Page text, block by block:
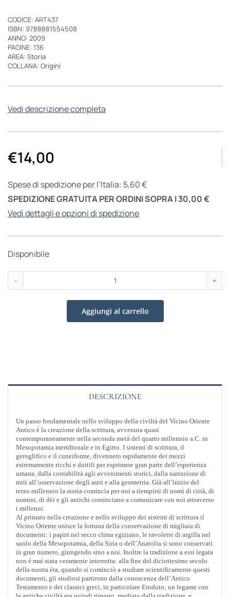
CODICE: ART437
ISBN: 9788881554508
ANNO: 2009
PAGINE: 136
AREA: Storia
COLLANA: Origini
Vedi descrizione completa
€14,00
Spese di spedizione per l’Italia: 5,60 €
SPEDIZIONE GRATUITA PER ORDINI SOPRA I 30,00 €
Vedi dettagli e opzioni di spedizione
Disponibile
La
scrittura
nel
Aggiungi al carrello
DESCRIZIONE
Un passo fondamentale nello sviluppo della civiltà del Vicino Oriente
Antico è la creazione della scrittura, avvenuta quasi
contemporaneamente nella seconda metà del quarto millennio a.C. in
Mesopotamia meridionale e in Egitto. I sistemi di scrittura, il
geroglifico e il cuneiforme, divennero rapidamente dei mezzi
estremamente ricchi e duttili per esprimere gran parte dell’esperienza
umana, dalla contabilità agli avvenimenti storici, dalla narrazione di
miti all’osservazione degli astri e alla geometria. Già all’inizio del
terzo millennio la storia comincia per noi a riempirsi di nomi di città, di
uomini, di dèi e gli antichi cominciano a comunicare con noi attraverso
i millenni.
Al primato nella creazione e nello sviluppo dei sistemi di scrittura il
Vicino Oriente unisce la fortuna della conservazione di migliaia di
documenti: i papiri nel secco clima egiziano, le tavolette di argilla nel
suolo della Mesopotamia, della Siria o dell’Anatolia si sono conservati
in gran numero, giungendo sino a noi. Inoltre la tradizione a essi legata
non è mai stata veramente interrotta: alla fine del diciottesimo secolo
della nostra èra, quando si cominciò a studiare scientificamente questi
documenti, gli studiosi partirono dalla conoscenza dell’Antico
Testamento e dei classici greci, in particolare Erodoto; un legame con